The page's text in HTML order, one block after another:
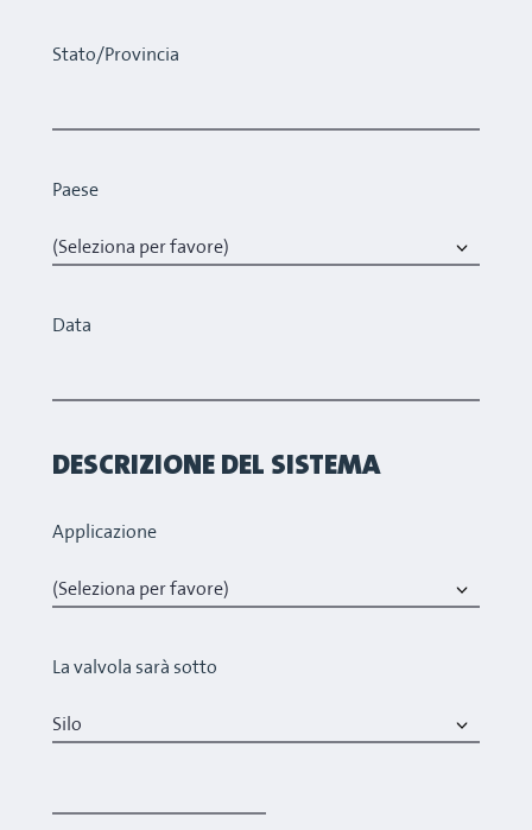
Stato/Provincia
Paese
Data
DESCRIZIONE DEL SISTEMA
Applicazione
La valvola sarà sotto